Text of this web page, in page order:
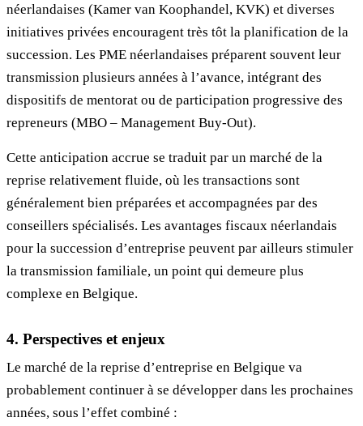
néerlandaises (Kamer van Koophandel, KVK) et diverses
initiatives privées encouragent très tôt la planification de la
succession. Les PME néerlandaises préparent souvent leur
transmission plusieurs années à l’avance, intégrant des
dispositifs de mentorat ou de participation progressive des
repreneurs (MBO – Management Buy-Out).
Cette anticipation accrue se traduit par un marché de la
reprise relativement fluide, où les transactions sont
généralement bien préparées et accompagnées par des
conseillers spécialisés. Les avantages fiscaux néerlandais
pour la succession d’entreprise peuvent par ailleurs stimuler
la transmission familiale, un point qui demeure plus
complexe en Belgique.
4. Perspectives et enjeux
Le marché de la reprise d’entreprise en Belgique va
probablement continuer à se développer dans les prochaines
années, sous l’effet combiné :